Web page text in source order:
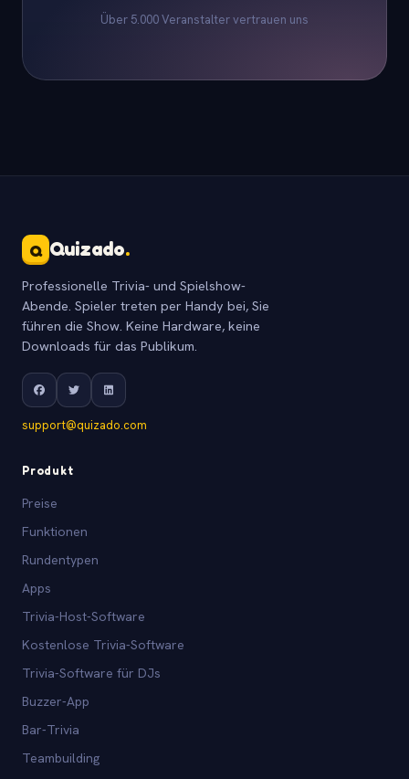
Über 5.000 Veranstalter vertrauen uns
Q Quizado.
Professionelle Trivia- und Spielshow-
Abende. Spieler treten per Handy bei, Sie
führen die Show. Keine Hardware, keine
Downloads für das Publikum.
support@quizado.com
Produkt
Preise
Funktionen
Rundentypen
Apps
Trivia-Host-Software
Kostenlose Trivia-Software
Trivia-Software für DJs
Buzzer-App
Bar-Trivia
Teambuilding